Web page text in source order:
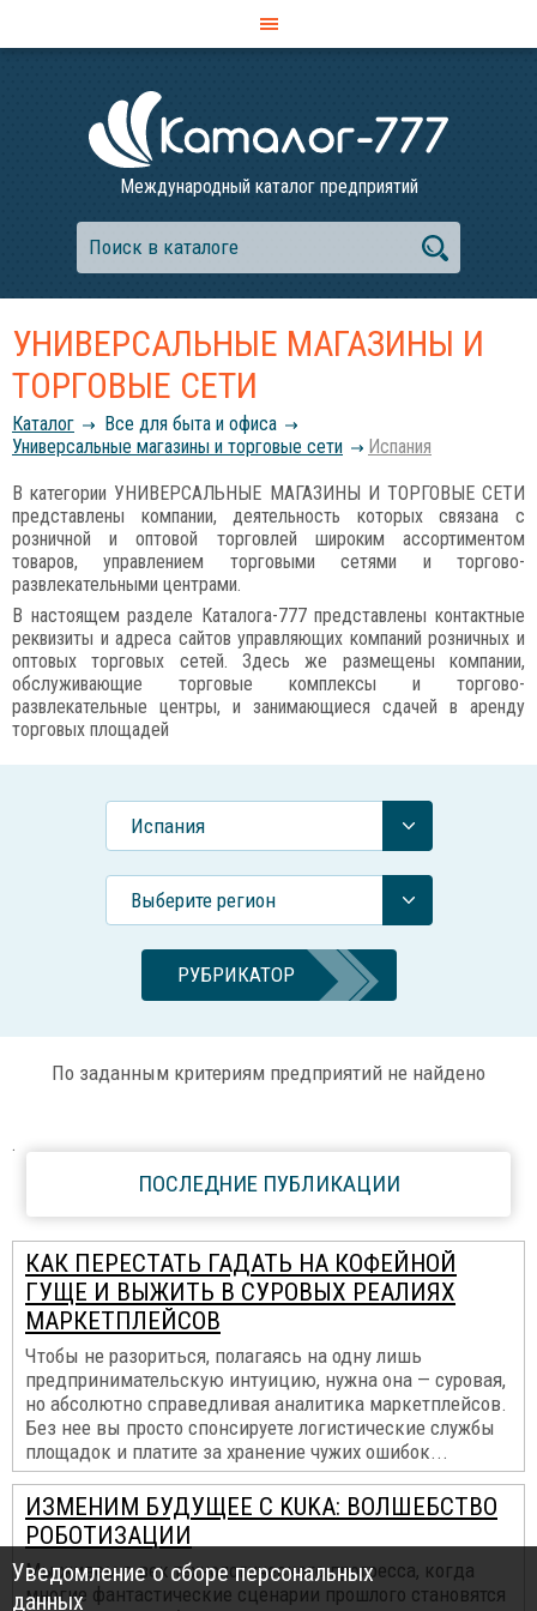
Международный каталог предприятий
УНИВЕРСАЛЬНЫЕ МАГАЗИНЫ И
ТОРГОВЫЕ СЕТИ
Каталог
Все для быта и офиса
Универсальные магазины и торговые сети
Испания
В категории УНИВЕРСАЛЬНЫЕ МАГАЗИНЫ И ТОРГОВЫЕ СЕТИ
представлены компании, деятельность которых связана с
розничной и оптовой торговлей широким ассортиментом
товаров, управлением торговыми сетями и торгово-
развлекательными центрами.
В настоящем разделе Каталога-777 представлены контактные
реквизиты и адреса сайтов управляющих компаний розничных и
оптовых торговых сетей. Здесь же размещены компании,
обслуживающие торговые комплексы и торгово-
развлекательные центры, и занимающиеся сдачей в аренду
торговых площадей
Испания
Выберите регион
РУБРИКАТОР
По заданным критериям предприятий не найдено
.
ПОСЛЕДНИЕ ПУБЛИКАЦИИ
КАК ПЕРЕСТАТЬ ГАДАТЬ НА КОФЕЙНОЙ
ГУЩЕ И ВЫЖИТЬ В СУРОВЫХ РЕАЛИЯХ
МАРКЕТПЛЕЙСОВ
Чтобы не разориться, полагаясь на одну лишь
предпринимательскую интуицию, нужна она — суровая,
но абсолютно справедливая аналитика маркетплейсов.
Без нее вы просто спонсируете логистические службы
площадок и платите за хранение чужих ошибок...
ИЗМЕНИМ БУДУЩЕЕ С KUKA: ВОЛШЕБСТВО
РОБОТИЗАЦИИ
Мы живем в век технологического прогресса, когда
многие фантастические сценарии прошлого становятся
Уведомление о сборе персональных
данных